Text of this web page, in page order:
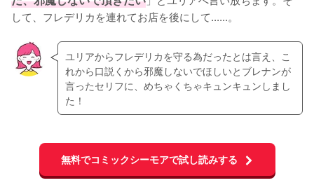
して、フレデリカを連れてお店を後にして......。
ユリアからフレデリカを守る為だったとは言え、こ
れから口説くから邪魔しないでほしいとブレナンが
言ったセリフに、めちゃくちゃキュンキュンしまし
た！
無料でコミックシーモアで試し読みする